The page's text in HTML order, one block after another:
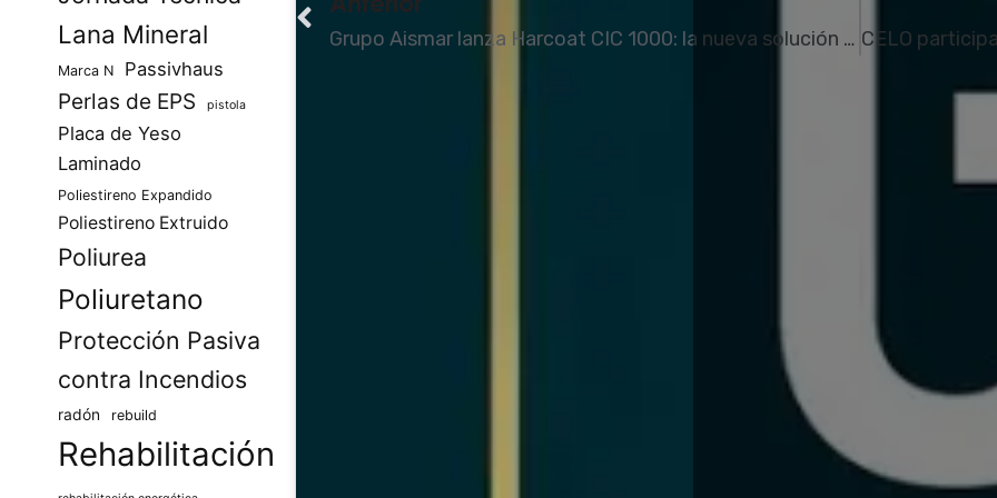
Lana Mineral
Marca N Passivhaus
Perlas de EPS pistola
Placa de Yeso
Laminado
Poliestireno Expandido
Poliestireno Extruido
Poliurea
Poliuretano
Protección Pasiva
contra Incendios
radón rebuild
Rehabilitación
Ant
Grupo Aismar lanza Harcoat CIC 1000: la nueva solución de protección térmica y anticorrosiva